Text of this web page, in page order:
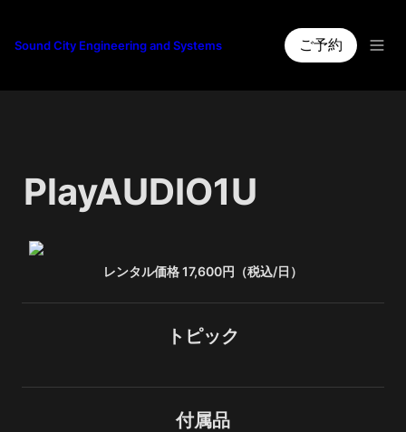
Sound City Engineering and Systems ご予約
PlayAUDIO1U
レンタル価格 17,600円（税込/日）
トピック
付属品